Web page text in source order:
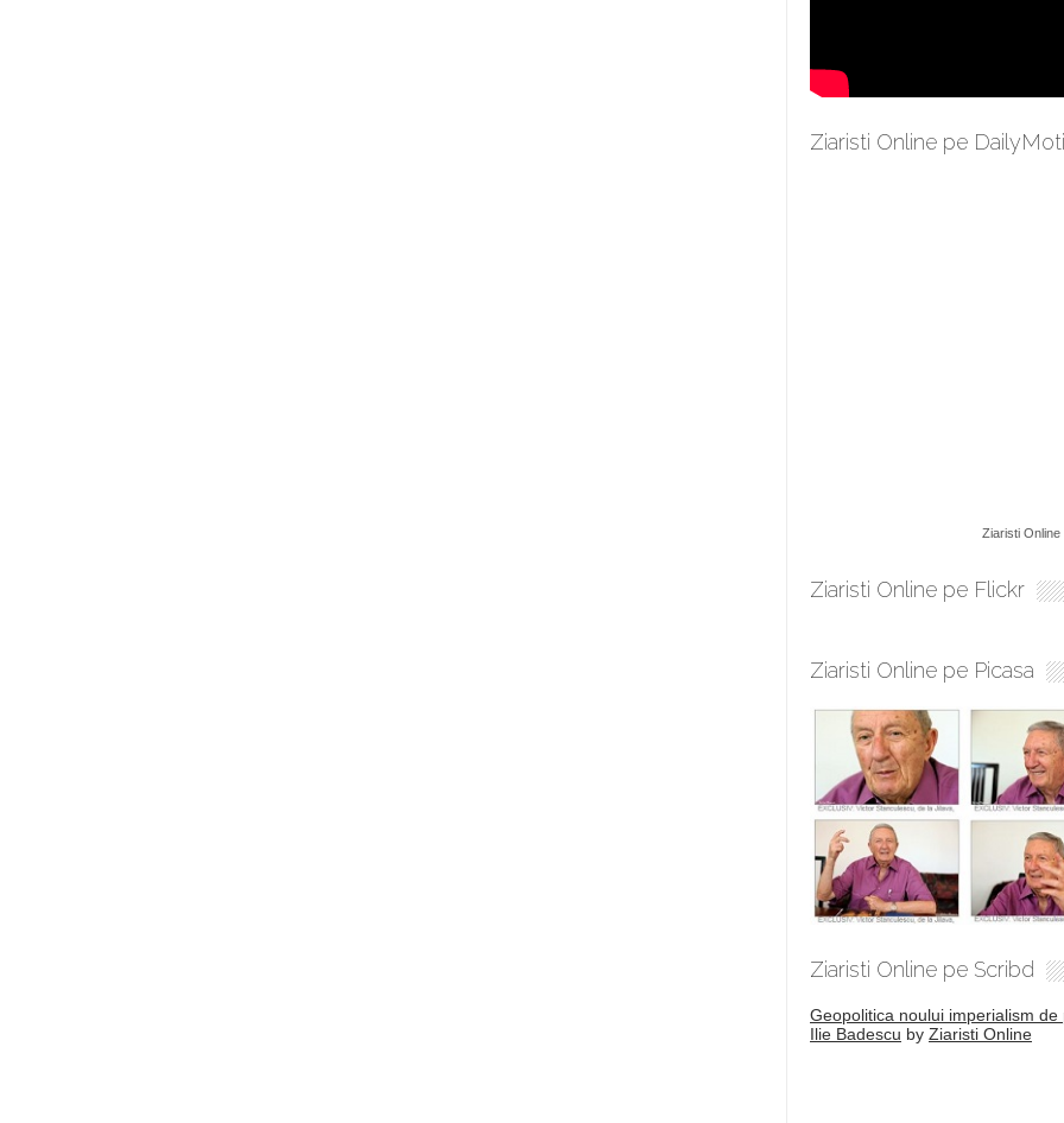
Ziaristi Online pe
Ziaristi Online
Ziaristi Online pe Flickr
Ziaristi Online pe Picasa
Ziaristi Online pe Scribd
Geopolitica noului imperialism de
Ilie Badescu by Ziaristi Online